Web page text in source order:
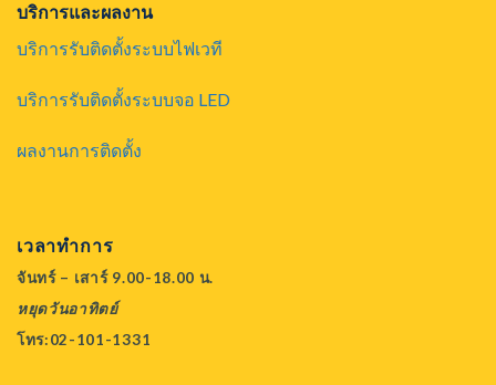
บริการและผลงาน
บริการรับติดตั้งระบบไฟเวที
บริการรับติดตั้งระบบจอ LED
ผลงานการติดตั้ง
เวลาทำการ
จันทร์ – เสาร์ 9.00-18.00 น.
หยุดวันอาทิตย์
โทร:02-101-1331